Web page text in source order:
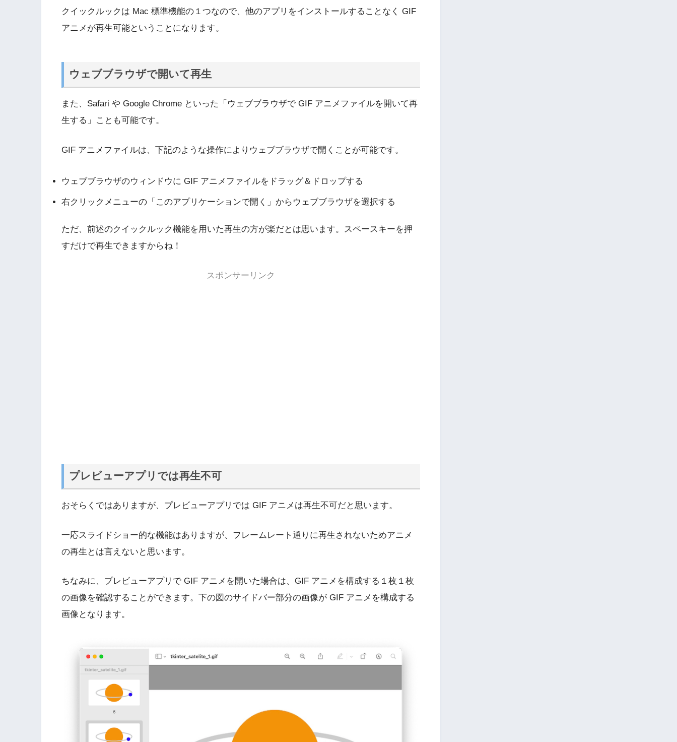
クイックルックは Mac 標準機能の１つなので、他のアプリをインストールすることなく GIF
アニメが再生可能ということになります。
ウェブブラウザで開いて再生
また、Safari や Google Chrome といった「ウェブブラウザで GIF アニメファイルを開いて再
生する」ことも可能です。
GIF アニメファイルは、下記のような操作によりウェブブラウザで開くことが可能です。
ウェブブラウザのウィンドウに GIF アニメファイルをドラッグ＆ドロップする
右クリックメニューの「このアプリケーションで開く」からウェブブラウザを選択する
ただ、前述のクイックルック機能を用いた再生の方が楽だとは思います。スペースキーを押
すだけで再生できますからね！
スポンサーリンク
プレビューアプリでは再生不可
おそらくではありますが、プレビューアプリでは GIF アニメは再生不可だと思います。
一応スライドショー的な機能はありますが、フレームレート通りに再生されないためアニメ
の再生とは言えないと思います。
ちなみに、プレビューアプリで GIF アニメを開いた場合は、GIF アニメを構成する１枚１枚
の画像を確認することができます。下の図のサイドバー部分の画像が GIF アニメを構成する
画像となります。